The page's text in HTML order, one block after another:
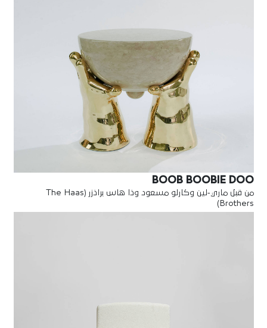
BOOB BOOBIE DOO
من قبل ماري-لين وكارلو مسعود وذا هاس براذزر (The Haas
Brothers)